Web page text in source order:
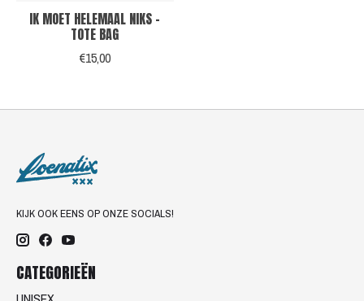
IK MOET HELEMAAL NIKS -
TOTE BAG
€15,00
KIJK OOK EENS OP ONZE SOCIALS!
CATEGORIEËN